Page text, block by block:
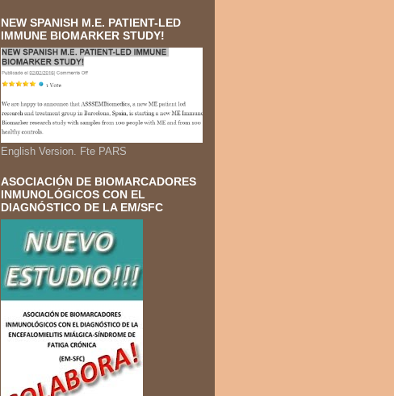
NEW SPANISH M.E. PATIENT-LED
IMMUNE BIOMARKER STUDY!
English Version. Fte PARS
ASOCIACIÓN DE BIOMARCADORES
INMUNOLÓGICOS CON EL
DIAGNÓSTICO DE LA EM/SFC